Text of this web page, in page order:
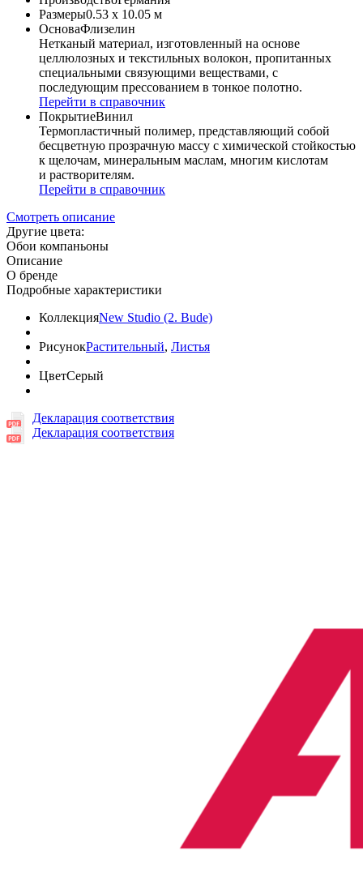
Размеры0.53 x 10.05 м
ОсноваФлизелин
Нетканый материал, изготовленный на основе
целлюлозных и текстильных волокон, пропитанных
специальными связующими веществами, с
последующим прессованием в тонкое полотно.
Перейти в справочник
ПокрытиеВинил
Термопластичный полимер, представляющий собой
бесцветную прозрачную массу с химической стойкостью
к щелочам, минеральным маслам, многим кислотам
и растворителям.
Перейти в справочник
Смотреть описание
Другие цвета:
Обои компаньоны
Описание
О бренде
Подробные характеристики
КоллекцияNew Studio (2. Bude)
РисунокРастительный, Листья
ЦветСерый
Декларация соответствия
Декларация соответствия